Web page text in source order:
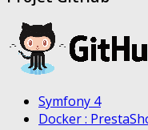
Symfony 4
Docker :